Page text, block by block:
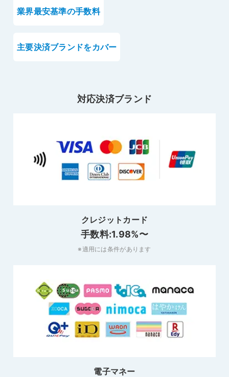
業界最安基準の手数料
主要決済ブランドをカバー
対応決済ブランド
クレジットカード
手数料:1.98%〜
※適用には条件があります
電子マネー